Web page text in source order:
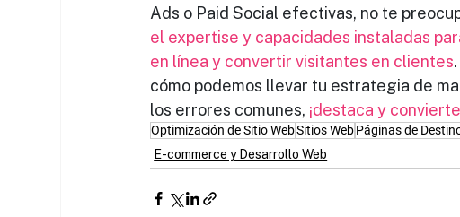
Ads o Paid Social efectivas, no te
el expertise y capacidades instaladas
en línea y convertir visitantes en clientes.
cómo podemos llevar tu estrategia de
los errores comunes, ¡destaca y
Optimización de Sitio WebSitios WebPáginas de
E-commerce y Desarrollo Web